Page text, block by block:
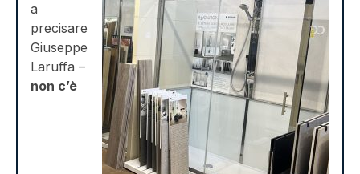
a
precisare
Giuseppe
Laruffa –
non c’è